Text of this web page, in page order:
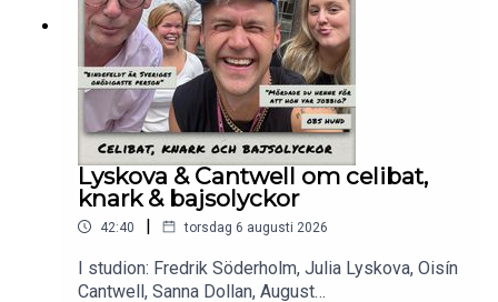
Lyskova & Cantwell om celibat,
knark & bajsolyckor
42:40 | torsdag 6 augusti 2026
I studion: Fredrik Söderholm, Julia Lyskova, Oisín
Cantwell, Sanna Dollan, August